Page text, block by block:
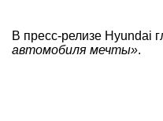
В пресс-релизе Hyundai
автомобиля мечты».